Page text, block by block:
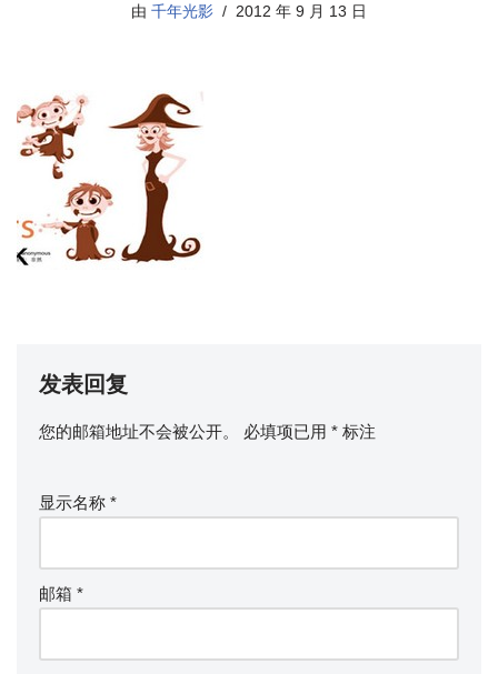
由 千年光影 2012 年 9 月 13 日
发表回复
您的邮箱地址不会被公开。 必填项已用 * 标注
显示名称 *
邮箱 *